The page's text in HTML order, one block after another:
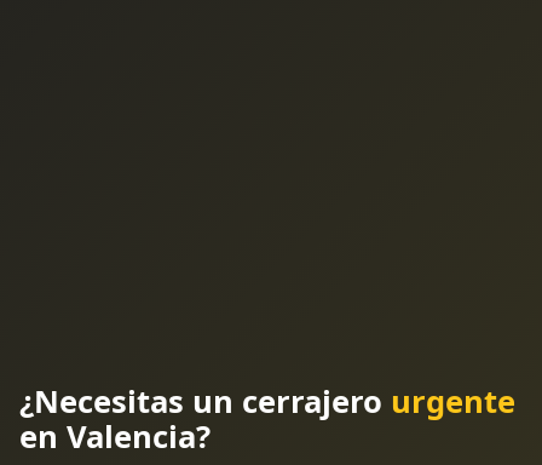
¿Necesitas un cerrajero urgente
en Valencia?